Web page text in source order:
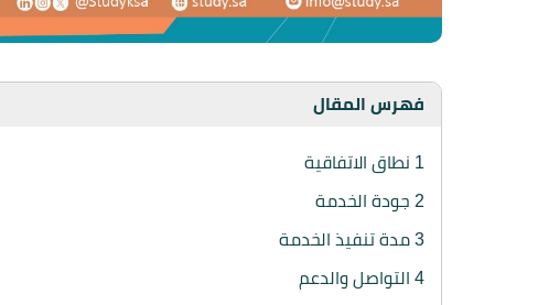
فهرس المقال
1 نطاق الاتفاقية
2 جودة الخدمة
3 مدة تنفيذ الخدمة
4 التواصل والدعم